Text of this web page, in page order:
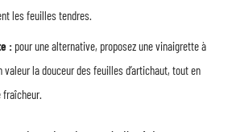
les feuilles tendres.
: pour une alternative, proposez une vinaigrette à
valeur la douceur des feuilles d’artichaut, tout en
fraîcheur.